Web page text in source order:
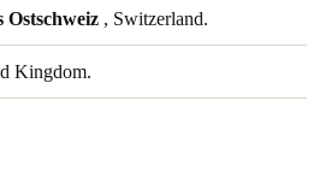
Ostschweiz , Switzerland.
Kingdom.